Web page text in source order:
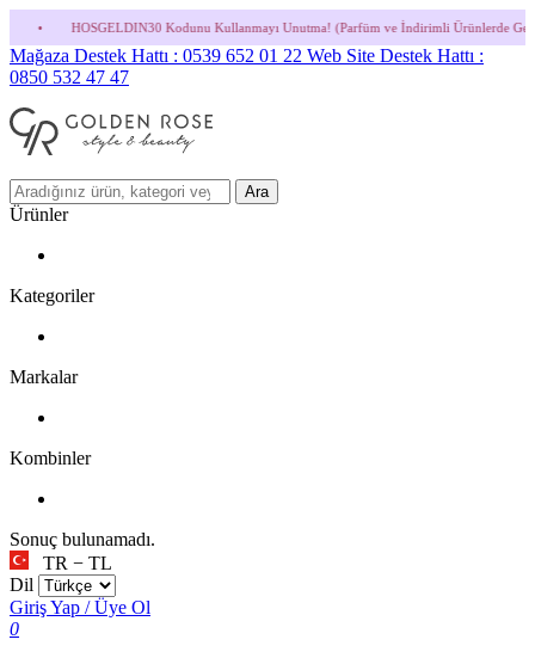
Kodunu Kullanmayı Unutma! (Parfüm ve İndirimli Ürünlerde Geçerli Değildir.) •
Mağaza Destek Hattı : 0539 652 01 22 Web Site Destek Hattı :
0850 532 47 47
Ara
Ürünler
Kategoriler
Markalar
Kombinler
Sonuç bulunamadı.
TR − TL
Dil
Giriş Yap / Üye Ol
0